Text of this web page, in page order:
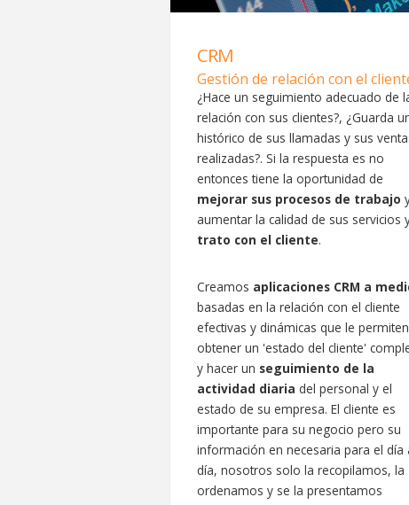
CRM
Gestión de relación con el
¿Hace un seguimiento adecuado de
relación con sus clientes?, ¿Guarda
histórico de sus llamadas y sus
realizadas?. Si la respuesta es no
entonces tiene la oportunidad de
mejorar sus procesos de trabajo
aumentar la calidad de sus servicios
trato con el cliente.
Creamos aplicaciones CRM a
basadas en la relación con el cliente
efectivas y dinámicas que le permiten
obtener un 'estado del cliente'
y hacer un seguimiento de la
actividad diaria del personal y el
estado de su empresa. El cliente es
importante para su negocio pero su
información en necesaria para el día
día, nosotros solo la recopilamos, la
ordenamos y se la presentamos